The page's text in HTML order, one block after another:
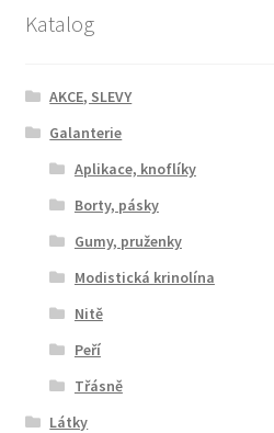
Katalog
AKCE, SLEVY
Galanterie
Aplikace, knoflíky
Borty, pásky
Gumy, pruženky
Modistická krinolína
Nitě
Peří
Třásně
Látky